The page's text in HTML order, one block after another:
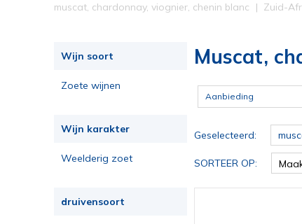
muscat, chardonnay, viognier, chenin blanc Zuid-
Wijn soort
Zoete wijnen
Wijn karakter
Weelderig zoet
druivensoort
Muscat,
Aanbieding
Geselecteerd:
SORTEER OP: